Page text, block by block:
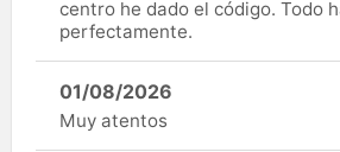
centro he dado el código. Todo
perfectamente.
01/08/2026
Muy atentos